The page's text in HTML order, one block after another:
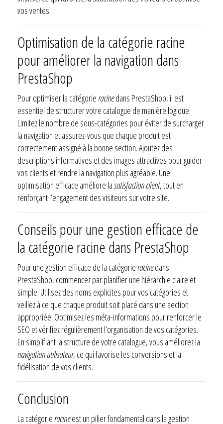
vos ventes.
Optimisation de la catégorie racine
pour améliorer la navigation dans
PrestaShop
Pour optimiser la catégorie racinedans PrestaShop, il est
essentiel de structurer votre catalogue de manière logique.
Limitez le nombre de sous-catégories pour éviter de surcharger
la navigation et assurez-vous que chaque produit est
correctement assigné à la bonne section. Ajoutez des
descriptions informatives et des images attractives pour guider
vos clients et rendre la navigation plus agréable. Une
optimisation efficace améliore lasatisfaction client, tout en
renforçant l’engagement des visiteurs sur votre site.
Conseils pour une gestion efficace de
la catégorie racine dans PrestaShop
Pour une gestion efficace de la catégorie racinedans
PrestaShop, commencez par planifier une hiérarchie claire et
simple. Utilisez des noms explicites pour vos catégories et
veillez à ce que chaque produit soit placé dans une section
appropriée. Optimisez les méta-informations pour renforcer le
SEO et vérifiez régulièrement l’organisation de vos catégories.
En simplifiant la structure de votre catalogue, vous améliorez la
navigation utilisateur, ce qui favorise les conversions et la
fidélisation de vos clients.
Conclusion
La catégorie racineest un pilier fondamental dans la gestion